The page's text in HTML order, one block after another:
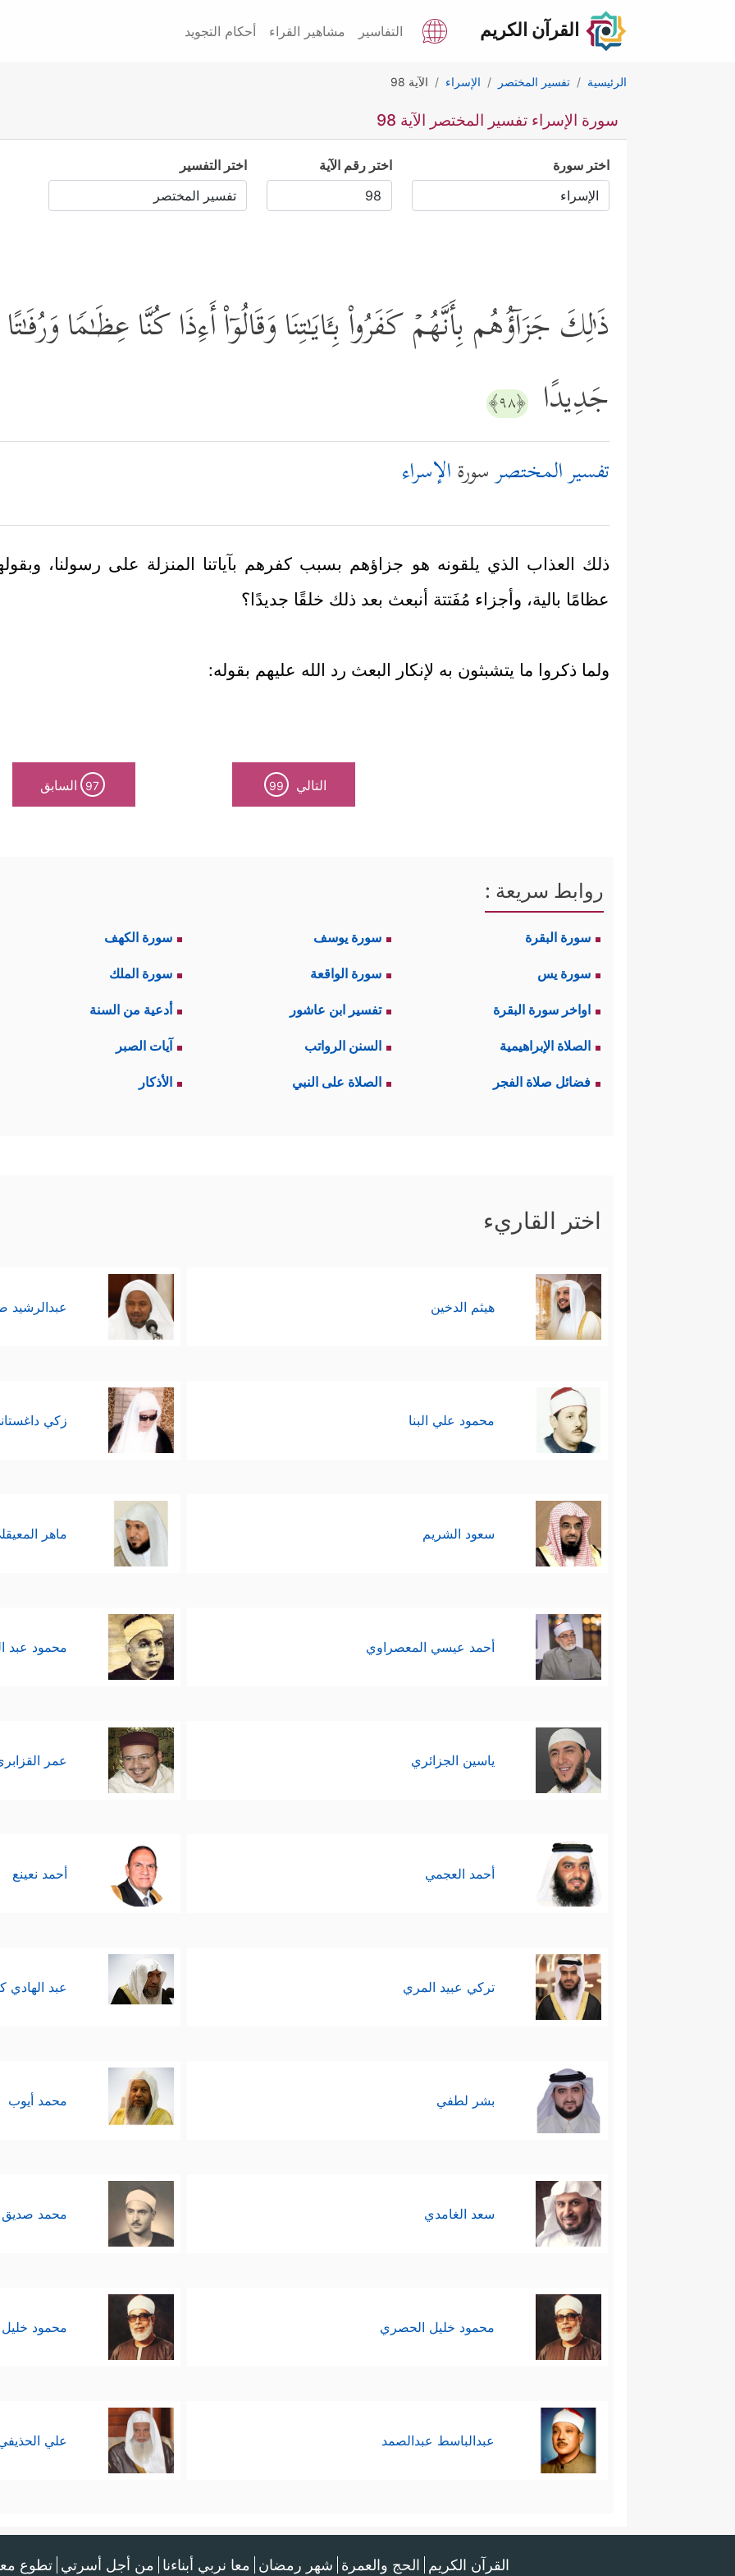
القرآن الكريم التفاسير مشاهير القراء أحكام التجويد
الرئيسية تفسير المختصر الإسراء الآية 98
سورة الإسراء تفسير المختصر الآية 98
اختر سورة اختر رقم الآية اختر التفسير
ذَ ٰ⁠لِكَ جَزَاۤؤُهُم بِأَنَّهُمۡ كَفَرُواْ بِـَٔایَـٰتِنَا وَقَالُوۤاْ أَءِذَا كُنَّا عِظَـٰمࣰا
جَدِیدًا ﴿٩٨﴾
تفسير المختصرسورةالإسراء
ذلك العذاب الذي يلقونه هو جزاؤهم بسبب كفرهم بآياتنا المنزلة على رسولنا،
عظامًا بالية، وأجزاء مُفَتتة أنبعث بعد ذلك خلقًا جديدًا؟
ولما ذكروا ما يتشبثون به لإنكار البعث رد الله عليهم بقوله:
التالي 99
97 السابق
روابط سريعة :
سورة البقرة سورة يوسف سورة الكهف
سورة يس سورة الواقعة سورة الملك
اواخر سورة البقرة تفسير ابن عاشور أدعية من السنة
الصلاة الإبراهيمية السنن الرواتب آيات الصبر
فضائل صلاة الفجر الصلاة على النبي الأذكار
اختر القاريء
هيثم الدخين عبدالرشيد
محمود علي البنا زكي
سعود الشريم ماهر
أحمد عيسي المعصراوي محمود عبد
ياسين الجزائري عمر
أحمد العجمي أحمد نعينع
تركي عبيد المري عبد الهادي
بشر لطفي محمد أيوب
سعد الغامدي محمد صديق
محمود خليل الحصري محمود
عبدالباسط عبدالصمد علي
القرآن الكريم الحج والعمرة شهر رمضان معا نربي أبناءنا من أجل أسرتي تطوع